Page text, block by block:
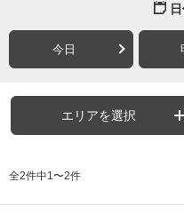
今日
エリアを選択
全2件中1〜2件